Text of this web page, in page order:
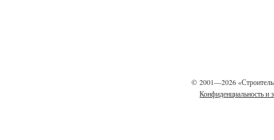
© 2001—2026
Конфиденциальность и